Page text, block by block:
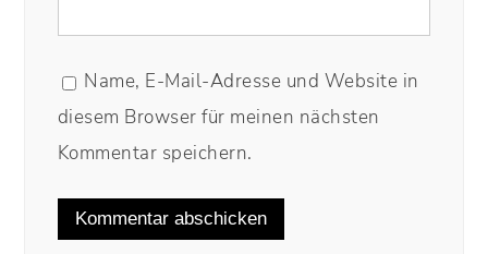
Name, E-Mail-Adresse und Website in
diesem Browser für meinen nächsten
Kommentar speichern.